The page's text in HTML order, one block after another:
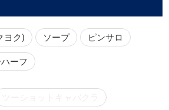
ヨク) ソープ ピンサロ
ーフ